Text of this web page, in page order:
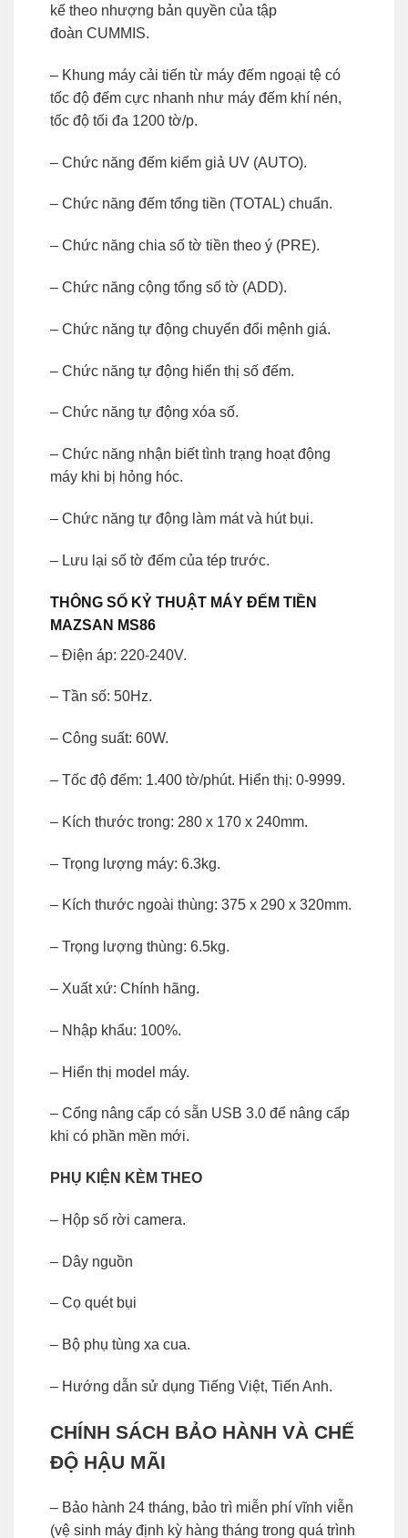
kế theo nhượng bản quyền của tập
đoàn CUMMIS.
– Khung máy cải tiến từ máy đếm ngoại tệ có
tốc độ đếm cực nhanh như máy đếm khí nén,
tốc độ tối đa 1200 tờ/p.
– Chức năng đếm kiểm giả UV (AUTO).
– Chức năng đếm tổng tiền (TOTAL) chuẩn.
– Chức năng chia số tờ tiền theo ý (PRE).
– Chức năng cộng tổng số tờ (ADD).
– Chức năng tự động chuyển đổi mệnh giá.
– Chức năng tự động hiển thị số đếm.
– Chức năng tự động xóa số.
– Chức năng nhận biết tình trạng hoạt động
máy khi bị hỏng hóc.
– Chức năng tự động làm mát và hút bụi.
– Lưu lại số tờ đếm của tép trước.
THÔNG SỐ KỶ THUẬT MÁY ĐẾM TIỀN
MAZSAN MS86
– Điện áp: 220-240V.
– Tần số: 50Hz.
– Công suất: 60W.
– Tốc độ đếm: 1.400 tờ/phút. Hiển thị: 0-9999.
– Kích thước trong: 280 x 170 x 240mm.
– Trọng lượng máy: 6.3kg.
– Kích thước ngoài thùng: 375 x 290 x 320mm.
– Trọng lượng thùng: 6.5kg.
– Xuất xứ: Chính hãng.
– Nhập khẩu: 100%.
– Hiển thị model máy.
– Cổng nâng cấp có sẵn USB 3.0 để nâng cấp
khi có phần mền mới.
PHỤ KIỆN KÈM THEO
– Hộp số rời camera.
– Dây nguồn
– Cọ quét bụi
– Bộ phụ tùng xa cua.
– Hướng dẫn sử dụng Tiếng Việt, Tiến Anh.
CHÍNH SÁCH BẢO HÀNH VÀ CHẾ
ĐỘ HẬU MÃI
– Bảo hành 24 tháng, bảo trì miễn phí vĩnh viễn
(vệ sinh máy định kỳ hàng tháng trong quá trình